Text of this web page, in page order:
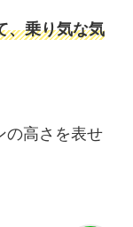
、乗り気な気
の高さを表せ